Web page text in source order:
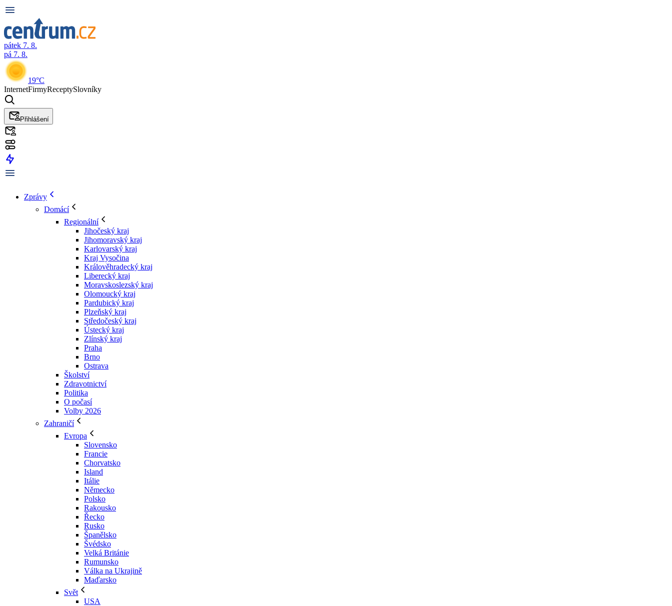
pátek 7. 8.
pá 7. 8.
19°C
InternetFirmyReceptySlovníky
Přihlášení
Zprávy
Domácí
Regionální
Jihočeský kraj
Jihomoravský kraj
Karlovarský kraj
Kraj Vysočina
Králověhradecký kraj
Liberecký kraj
Moravskoslezský kraj
Olomoucký kraj
Pardubický kraj
Plzeňský kraj
Středočeský kraj
Ústecký kraj
Zlínský kraj
Praha
Brno
Ostrava
Školství
Zdravotnictví
Politika
O počasí
Volby 2026
Zahraničí
Evropa
Slovensko
Francie
Chorvatsko
Island
Itálie
Německo
Polsko
Rakousko
Řecko
Rusko
Španělsko
Švédsko
Velká Británie
Rumunsko
Válka na Ukrajině
Maďarsko
Svět
USA